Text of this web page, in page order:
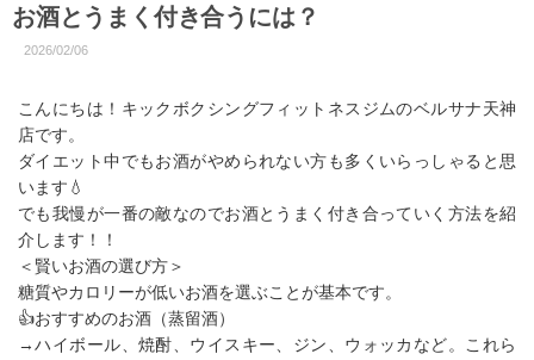
お酒とうまく付き合うには？
2026/02/06
こんにちは！キックボクシングフィットネスジムのベルサナ天神
店です。
ダイエット中でもお酒がやめられない方も多くいらっしゃると思
います💧
でも我慢が一番の敵なのでお酒とうまく付き合っていく方法を紹
介します！！
＜賢いお酒の選び方＞
糖質やカロリーが低いお酒を選ぶことが基本です。
👍️おすすめのお酒（蒸留酒）
→ハイボール、焼酎、ウイスキー、ジン、ウォッカなど。これら